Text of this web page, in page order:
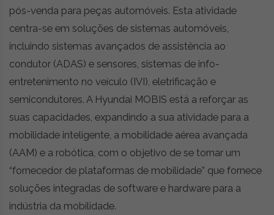
pós-venda para peças automóveis. Esta atividade
centra-se em soluções de sistemas automóveis,
incluindo sistemas avançados de assistência ao
condutor (ADAS) e sensores, sistemas de info-
entretenimento no veículo (IVI), eletrificação e
semicondutores. A Hyundai MOBIS está a reforçar as
suas capacidades, expandindo a sua atividade para a
mobilidade inteligente, a mobilidade aérea avançada
(AAM) e a robótica, com o objetivo de se tornar um
“fornecedor de plataformas de mobilidade” que fornece
soluções integradas de software e hardware para a
indústria da mobilidade.